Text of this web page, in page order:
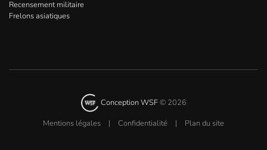
Recensement militaire
Frelons asiatiques
Conception WSF© 2026
Mentions légales | Confidentialité | Plan du site